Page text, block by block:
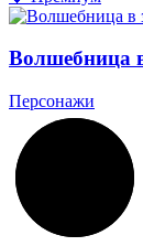
Волшебница
Персонажи